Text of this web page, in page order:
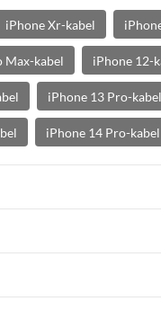
iPhone Xr-kabel
Max-kabel iPhone 12-
iPhone 13 Pro-kabel
iPhone 14 Pro-kabel